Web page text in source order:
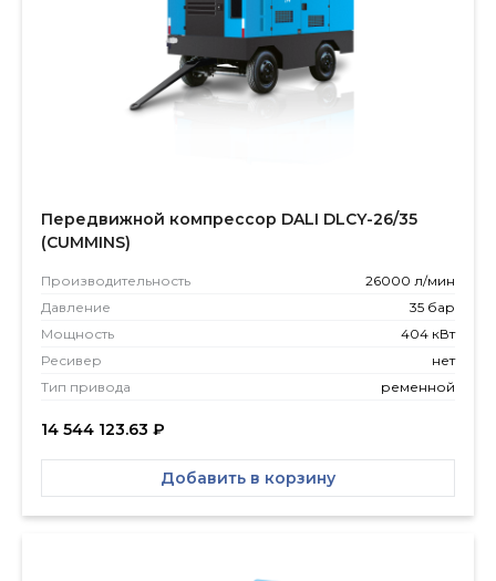
Передвижной компрессор DALI DLCY-26/35
(CUMMINS)
Производитель­ность
26000 л/мин
Давление
35 бар
Мощность
404 кВт
Ресивер
нет
Тип привода
ременной
14 544 123.63 ₽
Добавить в корзину